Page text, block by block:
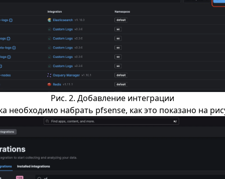
Рис. 2. Добавление интеграции
необходимо набрать pfsense, как это показано на